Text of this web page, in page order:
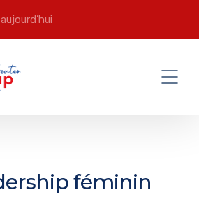
féminin